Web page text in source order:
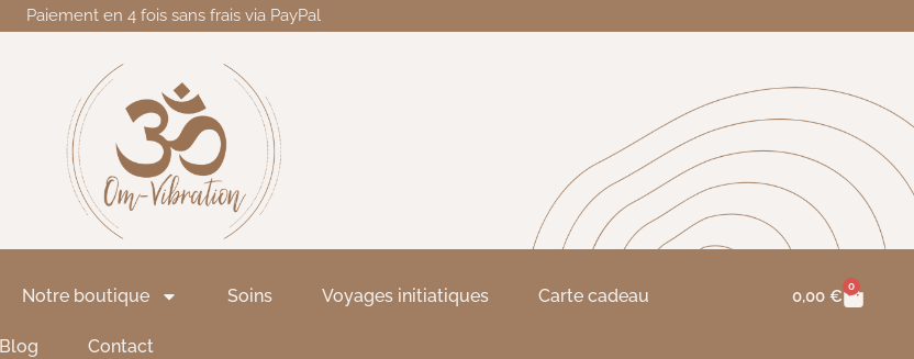
Paiement en 4 fois sans frais via PayPal
Notre boutique Soins Voyages initiatiques Carte cadeau
Blog Contact
0,00 € 0